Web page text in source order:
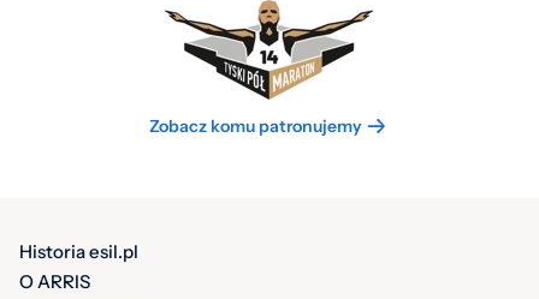
Zobacz komu patronujemy
Historia esil.pl
O ARRIS